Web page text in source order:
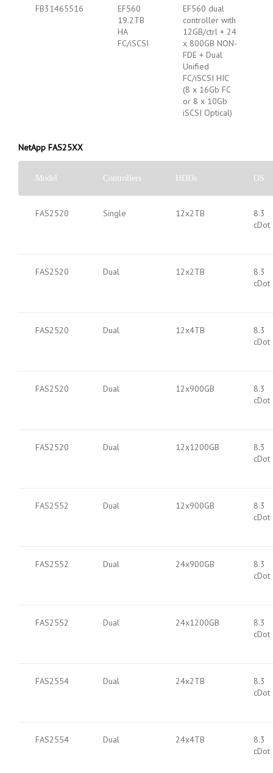
FB31465516
EF560
19.2TB
HA
FC/iSCSI
EF560 dual
controller with
12GB/ctrl + 24
x 800GB NON-
FDE + Dual
Unified
FC/iSCSI HIC
(8 x 16Gb FC
or 8 x 10Gb
iSCSI Optical)
NetApp FAS25XX
Model Controllers HDDs OS
FAS2520 Single 12x2TB
8.3
cDot
FAS2520 Dual 12x2TB
8.3
cDot
FAS2520 Dual 12x4TB
8.3
cDot
FAS2520 Dual 12x900GB
8.3
cDot
FAS2520 Dual 12x1200GB
8.3
cDot
FAS2552 Dual 12x900GB
8.3
cDot
FAS2552 Dual 24x900GB
8.3
cDot
FAS2552 Dual 24x1200GB
8.3
cDot
FAS2554 Dual 24x2TB
8.3
cDot
FAS2554 Dual 24x4TB
8.3
cDot